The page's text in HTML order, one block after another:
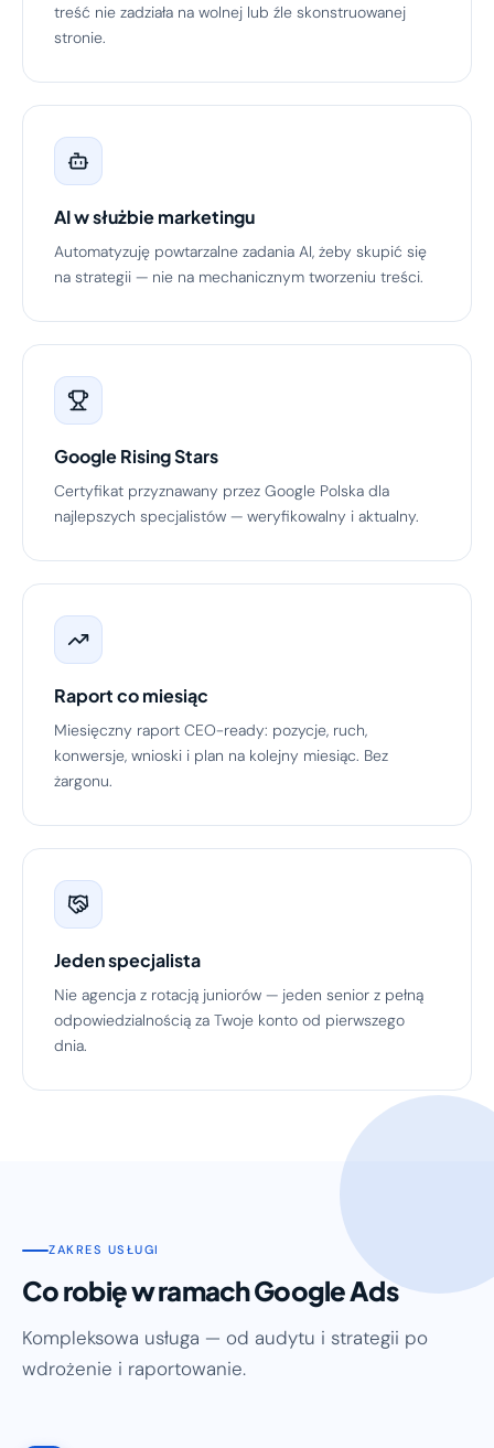
treść nie zadziała na wolnej lub źle skonstruowanej
stronie.
AI w służbie marketingu
Automatyzuję powtarzalne zadania AI, żeby skupić się
na strategii — nie na mechanicznym tworzeniu treści.
Google Rising Stars
Certyfikat przyznawany przez Google Polska dla
najlepszych specjalistów — weryfikowalny i aktualny.
Raport co miesiąc
Miesięczny raport CEO-ready: pozycje, ruch,
konwersje, wnioski i plan na kolejny miesiąc. Bez
żargonu.
Jeden specjalista
Nie agencja z rotacją juniorów — jeden senior z pełną
odpowiedzialnością za Twoje konto od pierwszego
dnia.
ZAKRES USŁUGI
Co robię w ramach Google Ads
Kompleksowa usługa — od audytu i strategii po
wdrożenie i raportowanie.